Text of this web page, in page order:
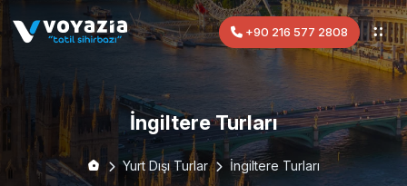
+90 216 577 2808
İngiltere Turları
Yurt Dışı Turlar İngiltere Turları